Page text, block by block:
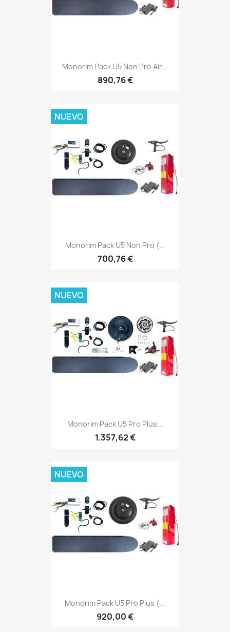
Monorim Pack U5 Non Pro Air...
890,76 €
Monorim Pack U5 Non Pro (...
700,76 €
NUEVO
Monorim Pack U5 Pro Plus...
1.357,62 €
NUEVO
Monorim Pack U5 Pro Plus (...
920,00 €
NUEVO